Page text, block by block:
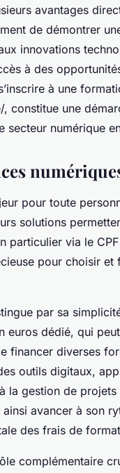
avantages
de démontrer
innovations
à des
à une
constitue une
numérique
pour toute
solutions
particulier via le
pour choisir et
par sa
euros dédié, qui
financer diverses
outils digitaux,
la gestion de projets
avancer à son
des frais de
complémentaire